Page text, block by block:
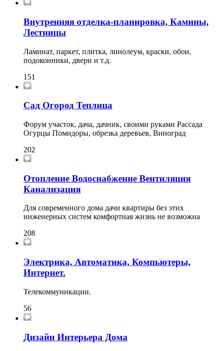
Внутренняя отделка-планировка, Камины,
Лестницы
Ламинат, паркет, плитка, линолеум, краски, обои,
подоконники, двери и т.д.
151
Сад Огород Теплица
Форум участок, дача, дачник, своими руками Рассада
Огурцы Помидоры, обрезка деревьев, Виноград
202
Отопление Водоснабжение Вентиляция
Канализация
Для современного дома дачи квартиры без этих
инженерных систем комфортная жизнь не возможна
208
Электрика, Автоматика, Компьютеры,
Интернет.
Телекоммуникации.
56
Дизайн Интерьера Дома